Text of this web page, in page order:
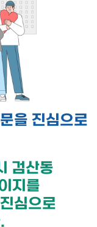
을 진심으로
검산동
지를
심으로